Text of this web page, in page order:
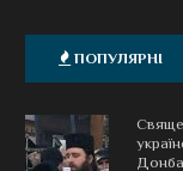
ПОПУЛЯРНІ